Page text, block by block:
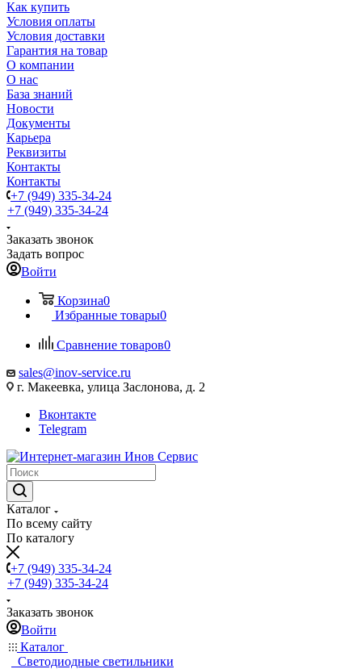
Как купить
Условия оплаты
Условия доставки
Гарантия на товар
О компании
О нас
База знаний
Новости
Документы
Карьера
Реквизиты
Контакты
Контакты
+7 (949) 335-34-24
+7 (949) 335-34-24
Заказать звонок
Задать вопрос
Войти
Корзина0
Избранные товары0
Сравнение товаров0
sales@inov-service.ru
г. Макеевка, улица Заслонова, д. 2
Вконтакте
Telegram
Каталог
По всему сайту
По каталогу
+7 (949) 335-34-24
+7 (949) 335-34-24
Заказать звонок
Войти
Каталог
Светодиодные светильники